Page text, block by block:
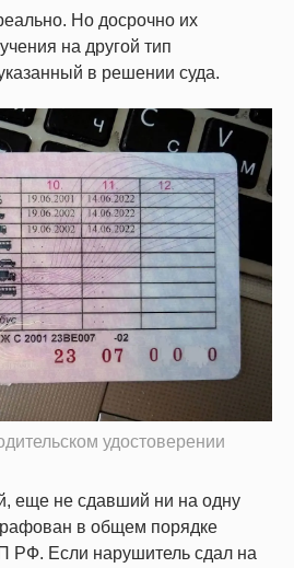
Но досрочно их
на другой тип
в решении суда.
удостоверении
еще не сдавший ни на одну
в общем порядке
РФ. Если нарушитель сдал на